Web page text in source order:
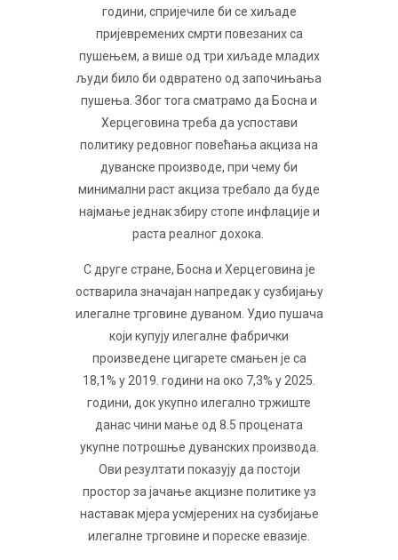
години, спријечиле би се хиљаде
пријевремених смрти повезаних са
пушењем, а више од три хиљаде младих
људи било би одвратено од започињања
пушења. Због тога сматрамо да Босна и
Херцеговина треба да успостави
политику редовног повећања акциза на
дуванске производе, при чему би
минимални раст акциза требало да буде
најмање једнак збиру стопе инфлације и
раста реалног дохока.
С друге стране, Босна и Херцеговина је
остварила значајан напредак у сузбијању
илегалне трговине дуваном. Удио пушача
који купују илегалне фабрички
произведене цигарете смањен је са
18,1% у 2019. години на око 7,3% у 2025.
години, док укупно илегално тржиште
данас чини мање од 8.5 процената
укупне потрошње дуванских производа.
Ови резултати показују да постоји
простор за јачање акцизне политике уз
наставак мјера усмјерених на сузбијање
илегалне трговине и пореске евазије.